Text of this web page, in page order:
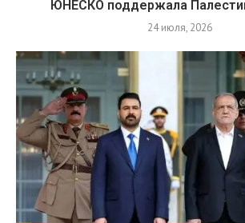
ЮНЕСКО поддержала
24 июля, 2026